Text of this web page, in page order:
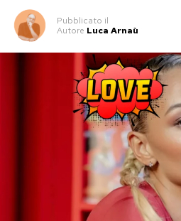
concorrenti. Vincere
significherà più soltanto
conquistare un posto tra le
entrare direttamente nella
accanto ai grandi nomi
La Rai definisce il
dedicato alla scoperta e
talenti emergenti. Con la
laboratorio assume
vera scalata al Festival.
Pubblicato il
Autore Luca Arnaù